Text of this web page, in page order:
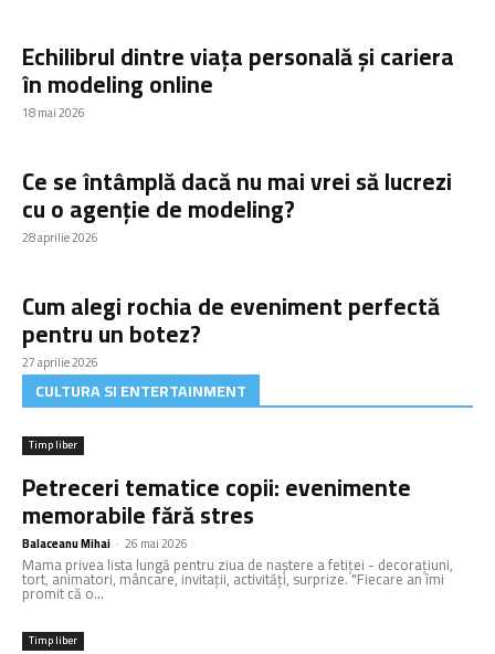
Echilibrul dintre viața personală și cariera
în modeling online
18 mai 2026
Ce se întâmplă dacă nu mai vrei să lucrezi
cu o agenție de modeling?
28 aprilie 2026
Cum alegi rochia de eveniment perfectă
pentru un botez?
27 aprilie 2026
CULTURA SI ENTERTAINMENT
Timp liber
Petreceri tematice copii: evenimente
memorabile fără stres
Balaceanu Mihai - 26 mai 2026
Mama privea lista lungă pentru ziua de naștere a fetiței - decorațiuni,
tort, animatori, mâncare, invitații, activități, surprize. "Fiecare an îmi
promit că o...
Timp liber